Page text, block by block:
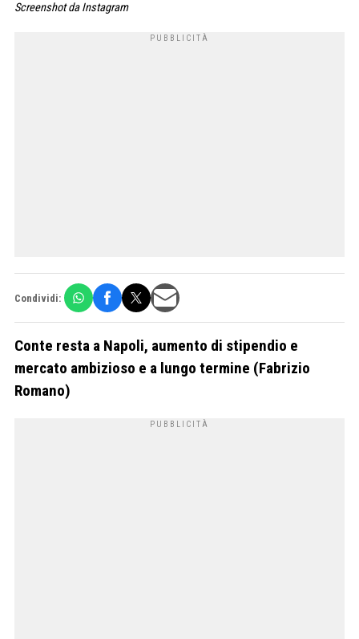
Screenshot da Instagram
Condividi:
Conte resta a Napoli, aumento di stipendio e
mercato ambizioso e a lungo termine (Fabrizio
Romano)